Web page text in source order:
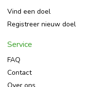
Vind een doel
Registreer nieuw doel
Service
FAQ
Contact